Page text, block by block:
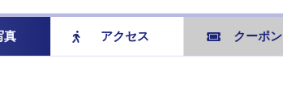
真 アクセス クーポン